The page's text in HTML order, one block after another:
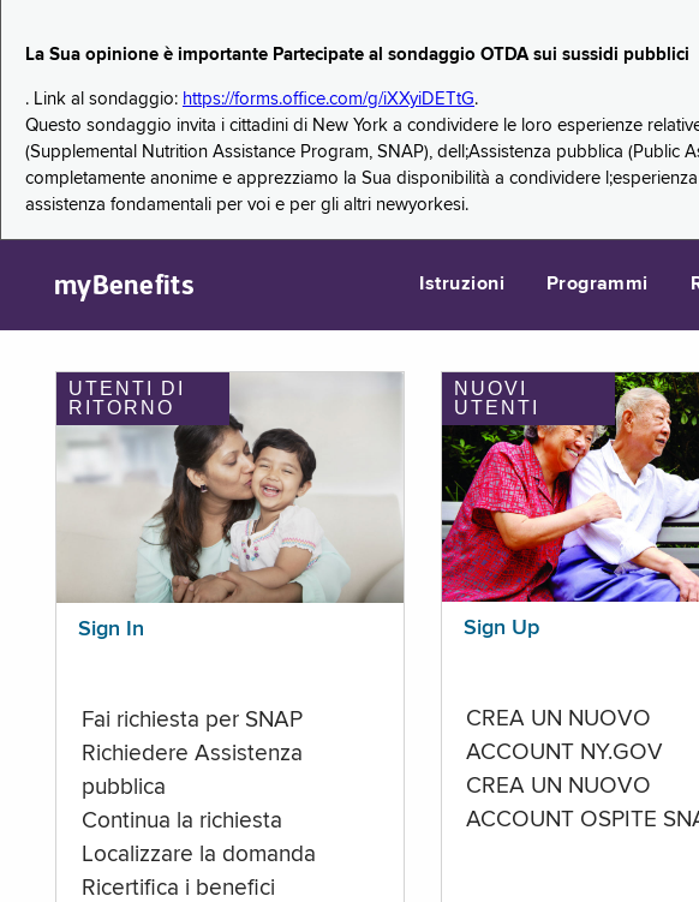
La Sua opinione è importante Partecipate al sondaggio OTDA sui sussidi pubblici
. Link al sondaggio: https://forms.office.com/g/iXXyiDETtG.
Questo sondaggio invita i cittadini di New York a condividere le loro esperienze
(Supplemental Nutrition Assistance Program, SNAP), dell;Assistenza pubblica (Public
completamente anonime e apprezziamo la Sua disponibilità a condividere
assistenza fondamentali per voi e per gli altri newyorkesi.
myBenefits Istruzioni Programmi
UTENTI DI
RITORNO
Sign In
Fai richiesta per SNAP
Richiedere Assistenza
pubblica
Continua la richiesta
Localizzare la domanda
Ricertifica i benefici
NUOVI
UTENTI
Sign Up
CREA UN NUOVO
ACCOUNT NY.GOV
CREA UN NUOVO
ACCOUNT OSPITE